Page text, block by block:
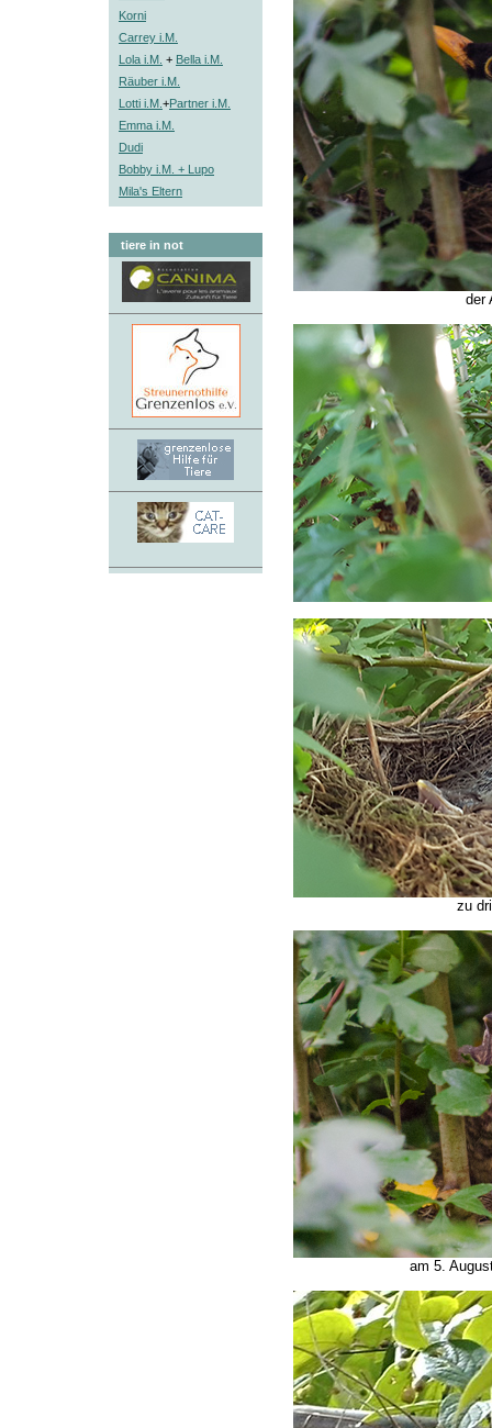
Korni
Carrey i.M.
Lola i.M. + Bella i.M.
Räuber i.M.
Lotti i.M. +Partner i.M.
Emma i.M.
Dudi
Bobby i.M. + Lupo
Mila's Eltern
tiere in not
der
zu
am 5.